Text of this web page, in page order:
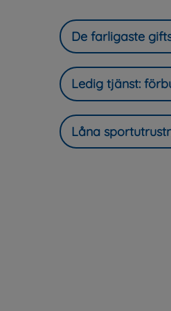
De farligaste
Ledig tjänst:
Låna